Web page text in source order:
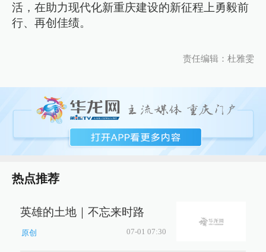
活，在助力现代化新重庆建设的新征程上勇毅前
行、再创佳绩。
责任编辑：杜雅雯
热点推荐
英雄的土地｜不忘来时路
原创 07-01 07:30